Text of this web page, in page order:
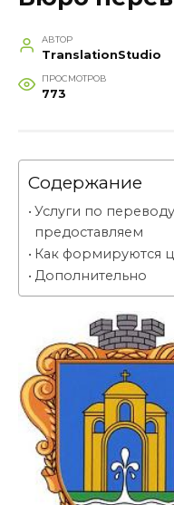
АВТОР
TranslationStudio
ПРОСМОТРОВ
773
Содержание
Услуги по
предоставляем
Как формируются
Дополнительно